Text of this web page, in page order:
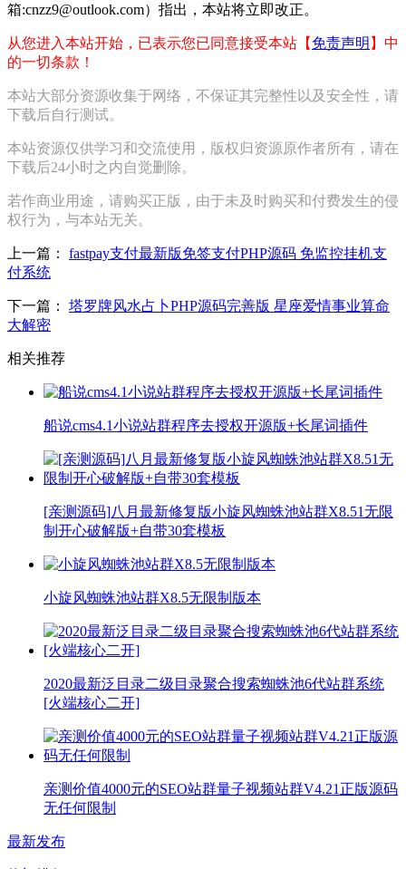
箱:cnzz9@outlook.com）指出，本站将立即改正。
从您进入本站开始，已表示您已同意接受本站【 免责声明 】中
的一切条款！
本站大部分资源收集于网络，不保证其完整性以及安全性，请
下载后自行测试。
本站资源仅供学习和交流使用，版权归资源原作者所有，请在
下载后24小时之内自觉删除。
若作商业用途，请购买正版，由于未及时购买和付费发生的侵
权行为，与本站无关。
上一篇：
fastpay支付最新版免签支付PHP源码 免监控挂机支
付系统
下一篇：
塔罗牌风水占卜PHP源码完善版 星座爱情事业算命
大解密
相关推荐
船说cms4.1小说站群程序去授权开源版+长尾词插件
[亲测源码]八月最新修复版小旋风蜘蛛池站群X8.51无限
制开心破解版+自带30套模板
小旋风蜘蛛池站群X8.5无限制版本
2020最新泛目录二级目录聚合搜索蜘蛛池6代站群系统
[火端核心二开]
亲测价值4000元的SEO站群量子视频站群V4.21正版源码
无任何限制
最新发布